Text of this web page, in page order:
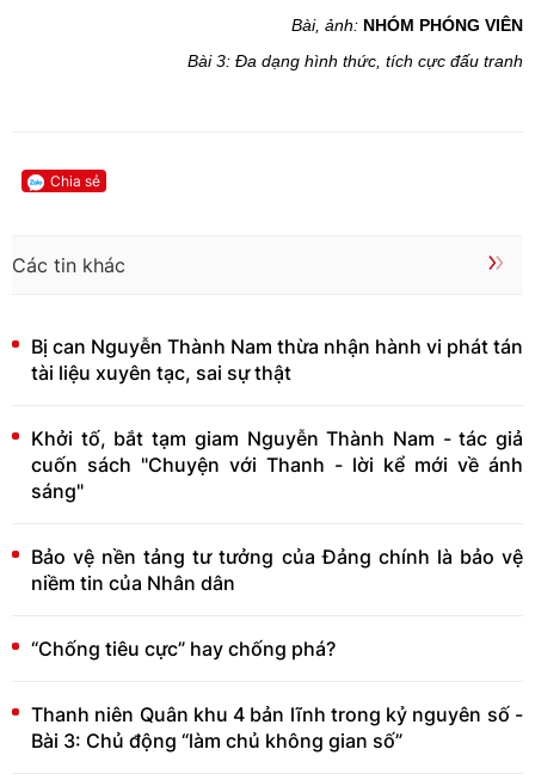
Bài, ảnh: NHÓM PHÓNG VIÊN
Bài 3: Đa dạng hình thức, tích cực đấu tranh
Chia sẻ
Các tin khác
Bị can Nguyễn Thành Nam thừa nhận hành vi phát tán
tài liệu xuyên tạc, sai sự thật
Khởi tố, bắt tạm giam Nguyễn Thành Nam - tác giả
cuốn sách "Chuyện với Thanh - lời kể mới về ánh
sáng"
Bảo vệ nền tảng tư tưởng của Đảng chính là bảo vệ
niềm tin của Nhân dân
“Chống tiêu cực” hay chống phá?
Thanh niên Quân khu 4 bản lĩnh trong kỷ nguyên số -
Bài 3: Chủ động “làm chủ không gian số”